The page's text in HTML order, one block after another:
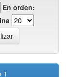
En orden:
1